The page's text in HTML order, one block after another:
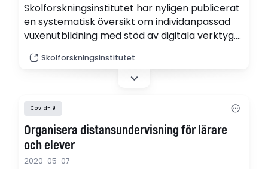
Skolforskningsinstitutet har nyligen publicerat
en systematisk översikt om individanpassad
vuxenutbildning med stöd av digitala verktyg.
inom vuxenutbildning att hantera de nya
förutsättningar för undervisning som uppstått
Skolforskningsinstitutet
Covid-19
Organisera distansundervisning för lärare
och elever
2020-05-07